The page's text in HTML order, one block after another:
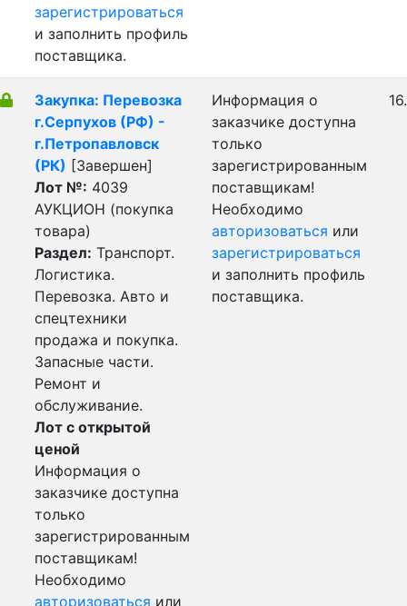
зарегистрироваться
и заполнить профиль
поставщика.
Закупка: Перевозка
г.Серпухов (РФ) -
г.Петропавловск
(РК) [Завершен]
Лот №: 4039
АУКЦИОН (покупка
товара)
Раздел: Транспорт.
Логистика.
Перевозка. Авто и
спецтехники
продажа и покупка.
Запасные части.
Ремонт и
обслуживание.
Лот с открытой
ценой
Информация о
заказчике доступна
только
зарегистрированным
поставщикам!
Необходимо
авторизоваться или
Информация о
заказчике доступна
только
зарегистрированным
поставщикам!
Необходимо
авторизоваться или
зарегистрироваться
и заполнить профиль
поставщика.